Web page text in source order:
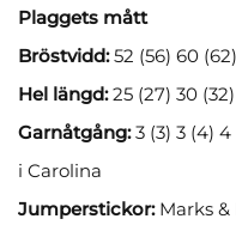
Plaggets mått
Bröstvidd:52 (56) 60
Hel längd:25 (27) 30
Garnåtgång:3 (3) 3 (4) 4
i Carolina
Jumperstickor:Marks &